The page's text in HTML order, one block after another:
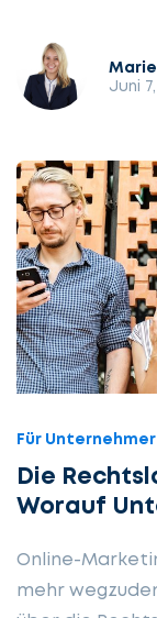
Marie
Juni 7,
Für
Die
Worauf
Online-
mehr